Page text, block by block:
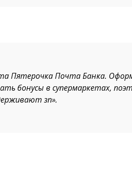
Пятерочка Почта Банка.
бонусы в супермаркетах,
зп».